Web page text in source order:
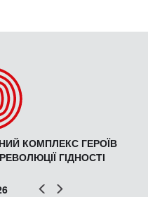
КОМПЛЕКС ГЕРОЇВ
ГІДНОСТІ
Попер